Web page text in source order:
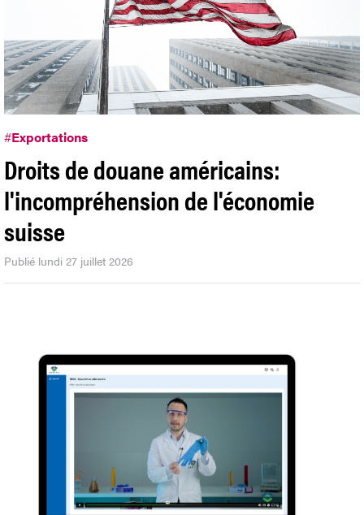
#Exportations
Droits de douane américains:
l'incompréhension de l'économie
suisse
Publié lundi 27 juillet 2026